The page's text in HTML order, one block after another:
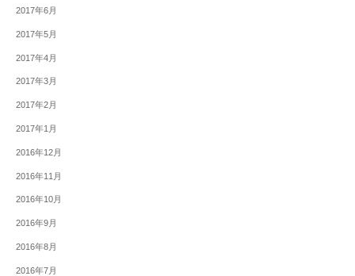
2017年6月
2017年5月
2017年4月
2017年3月
2017年2月
2017年1月
2016年12月
2016年11月
2016年10月
2016年9月
2016年8月
2016年7月